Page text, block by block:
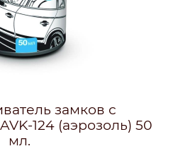
замков с
124 (аэрозоль) 50
мл.